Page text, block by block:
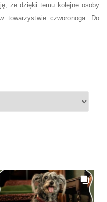
że dzięki temu kolejne osoby
towarzystwie czworonoga. Do